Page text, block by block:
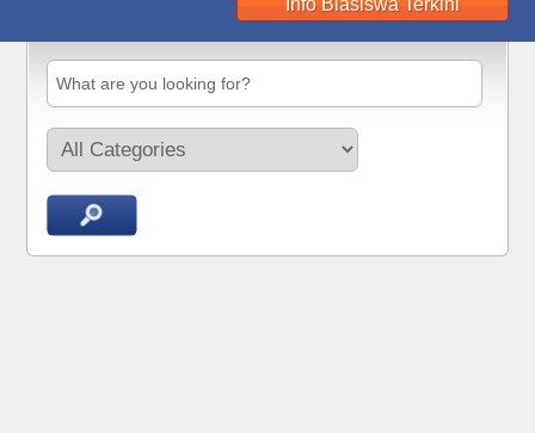
Info Biasiswa Terkini